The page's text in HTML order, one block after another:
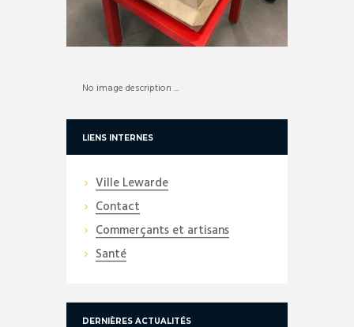
No image description ...
LIENS INTERNES
Ville Lewarde
Contact
Commerçants et artisans
Santé
DERNIÈRES ACTUALITÉS